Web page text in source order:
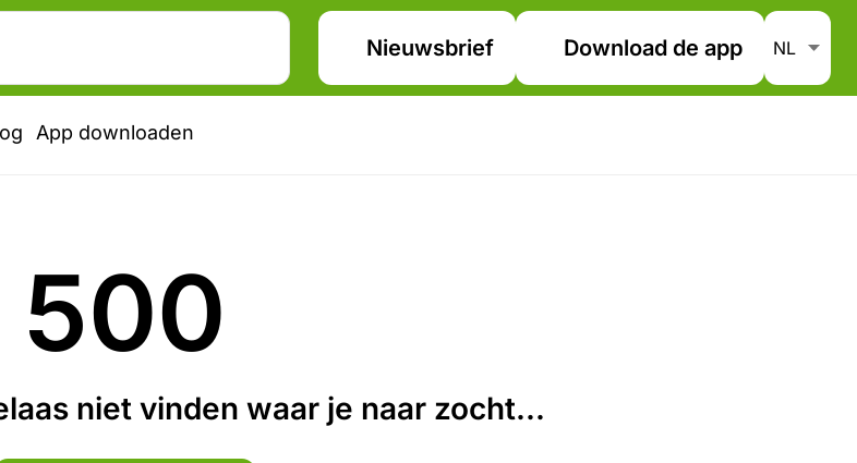
Nieuwsbrief Download de app
App downloaden
500
niet vinden waar je naar zocht...